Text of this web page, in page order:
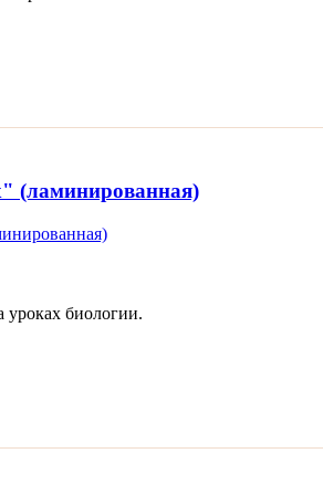
(ламинированная)
уроках биологии.